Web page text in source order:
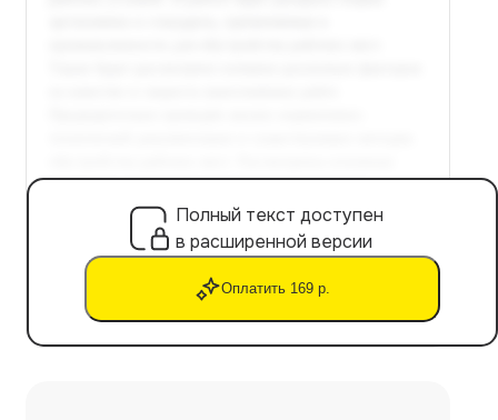
Полный текст доступен
в расширенной версии
Оплатить 169 р.